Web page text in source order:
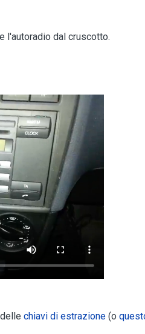
l'autoradio dal cruscotto.
chiavi di estrazione (o